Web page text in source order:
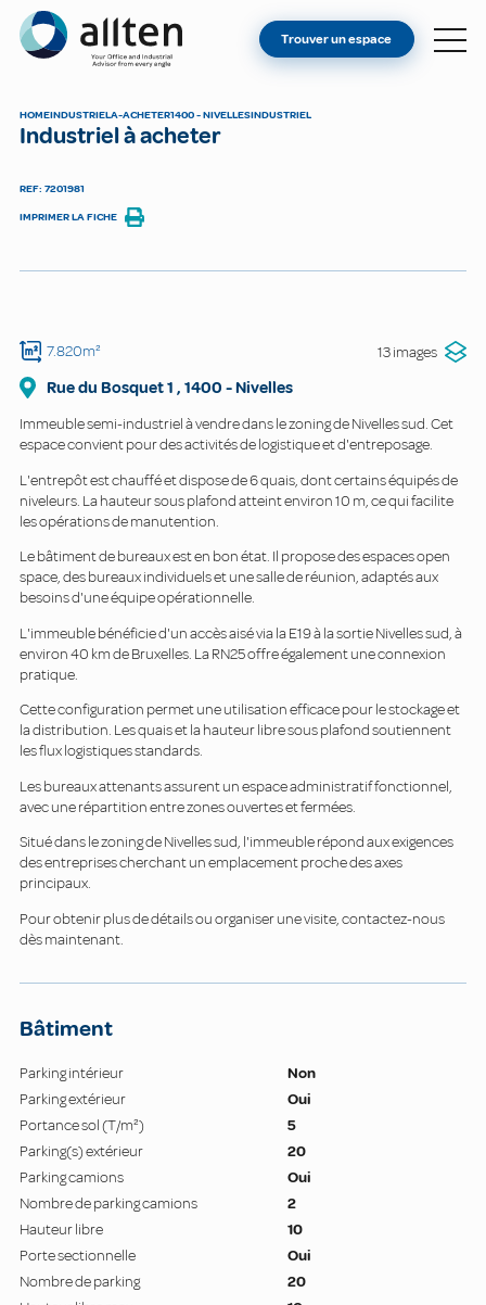
Allten
TROUVER UN ESPACE
CONTACT
Trouver un espace
HOMEINDUSTRIELA-ACHETER1400 - NIVELLESINDUSTRIEL
Industriel à acheter
REF: 7201981
IMPRIMER LA FICHE
7.820m² 13 images
Rue du Bosquet1 , 1400 -Nivelles
Immeuble semi-industriel à vendre dans le zoning de Nivelles sud. Cet
espace convient pour des activités de logistique et d'entreposage.
L'entrepôt est chauffé et dispose de 6 quais, dont certains équipés de
niveleurs. La hauteur sous plafond atteint environ 10 m, ce qui facilite
les opérations de manutention.
Le bâtiment de bureaux est en bon état. Il propose des espaces open
space, des bureaux individuels et une salle de réunion, adaptés aux
besoins d'une équipe opérationnelle.
L'immeuble bénéficie d'un accès aisé via la E19 à la sortie Nivelles sud, à
environ 40 km de Bruxelles. La RN25 offre également une connexion
pratique.
Cette configuration permet une utilisation efficace pour le stockage et
la distribution. Les quais et la hauteur libre sous plafond soutiennent
les flux logistiques standards.
Les bureaux attenants assurent un espace administratif fonctionnel,
avec une répartition entre zones ouvertes et fermées.
Situé dans le zoning de Nivelles sud, l'immeuble répond aux exigences
des entreprises cherchant un emplacement proche des axes
principaux.
Pour obtenir plus de détails ou organiser une visite, contactez-nous
dès maintenant.
Bâtiment
Parking intérieur
Non
Parking extérieur
Oui
Portance sol (T/m²)
5
Parking(s) extérieur
20
Parking camions
Oui
Nombre de parking camions
2
Hauteur libre
10
Porte sectionnelle
Oui
Nombre de parking
20